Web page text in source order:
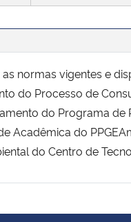
normas vigentes e
do Processo de
do Programa de
Acadêmica do
do Centro de